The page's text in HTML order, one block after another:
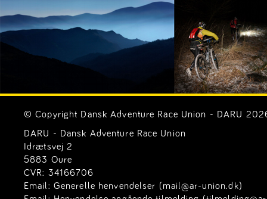
© Copyright Dansk Adventure Race Union - DARU
DARU - Dansk Adventure Race Union
Idrætsvej 2
5883 Oure
CVR: 34166706
Email: Generelle henvendelser (mail@ar-union.dk)